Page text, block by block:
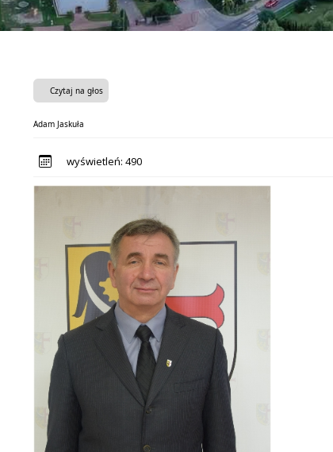
Czytaj na głos
Adam Jaskuła
wyświetleń: 490